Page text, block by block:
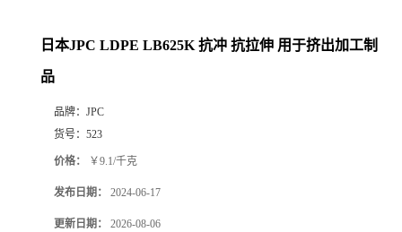
日本JPC LDPE LB625K 抗冲 抗拉伸 用于挤出加工制
品
品牌： JPC
货号： 523
价格： ￥9.1/千克
发布日期： 2024-06-17
更新日期： 2026-08-06